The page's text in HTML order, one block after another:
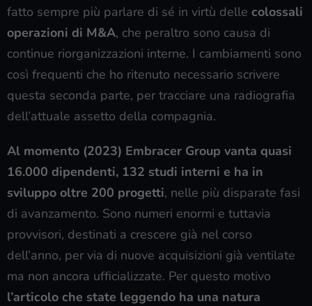
fatto sempre più parlare di sé in virtù delle colossali
operazioni di M&A, che peraltro sono causa di
continue riorganizzazioni interne. I cambiamenti sono
così frequenti che ho ritenuto necessario scrivere
questa seconda parte, per tracciare una radiografia
dell’attuale assetto della compagnia.
Al momento (2023) Embracer Group vanta quasi
16.000 dipendenti, 132 studi interni e ha in
sviluppo oltre 200 progetti, nelle più disparate fasi
di avanzamento. Sono numeri enormi e tuttavia
provvisori, destinati a crescere già nel corso
dell’anno, per via di nuove acquisizioni già ventilate
ma non ancora ufficializzate. Per questo motivo
l’articolo che state leggendo ha una natura